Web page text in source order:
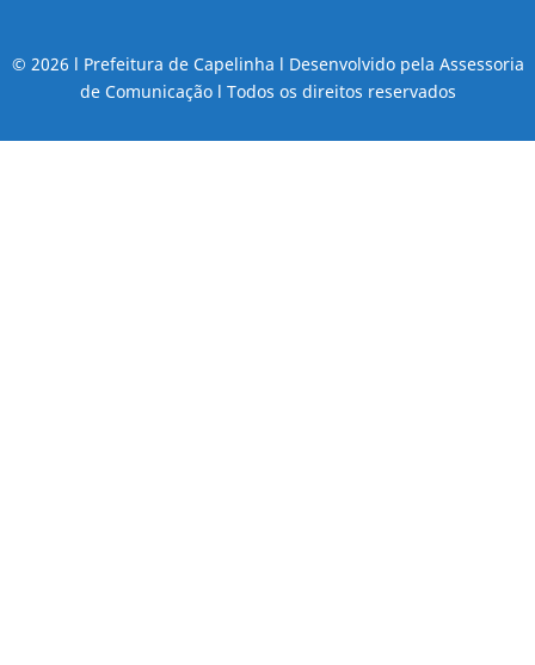
© 2026 l Prefeitura de Capelinha l Desenvolvido pela Assessoria
de Comunicação l Todos os direitos reservados